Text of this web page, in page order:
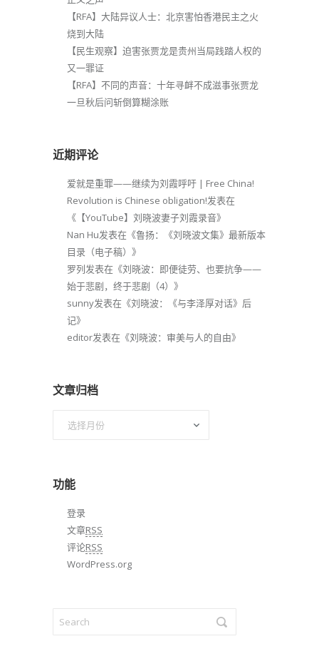
【RFA】大陆异议人士：北京害怕香港民主之火
烧到大陆
【民生观察】迫害张贾龙是贵州当局践踏人权的
又一罪证
【RFA】不同的声音：十年寻衅不成滋事张贾龙
一旦秋后问斩倒算糊涂账
近期评论
爱就是重罪——继续为刘霞呼吁 | Free China!
Revolution is Chinese obligation!发表在
《 【YouTube】刘晓波妻子刘霞录音》
Nan Hu发表在《鲁扬：《刘晓波文集》最新版本
目录（电子稿） 》
罗列发表在《刘晓波：即便徒劳、也要抗争——
始于悲剧，终于悲剧（4） 》
sunny发表在《刘晓波：《与李泽厚对话》后
记》
editor发表在《刘晓波：审美与人的自由》
文章归档
功能
登录
文章RSS
评论RSS
WordPress.org